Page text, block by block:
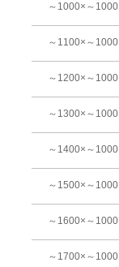
～1000×～1000
～1100×～1000
～1200×～1000
～1300×～1000
～1400×～1000
～1500×～1000
～1600×～1000
～1700×～1000